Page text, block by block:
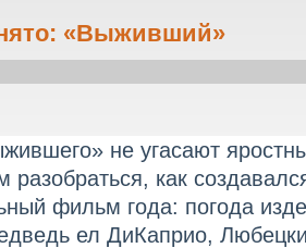
«Выживший»
не угасают
разобраться, как
фильм года: погода
ел ДиКаприо,